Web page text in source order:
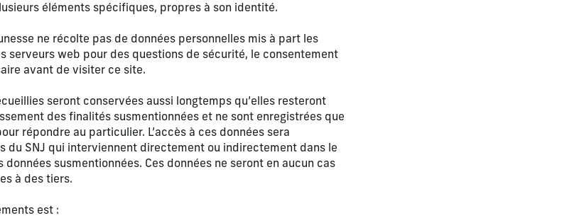
éléments spécifiques, propres à son identité.
ne récolte pas de données personnelles mis à part les
serveurs web pour des questions de sécurité, le consentement
avant de visiter ce site.
seront conservées aussi longtemps qu’elles resteront
des finalités susmentionnées et ne sont enregistrées que
répondre au particulier. L’accès à ces données sera
du SNJ qui interviennent directement ou indirectement dans le
susmentionnées. Ces données ne seront en aucun cas
à des tiers.
est :